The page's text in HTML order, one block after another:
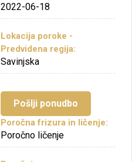
2022-06-18
Lokacija poroke -
Predvidena regija:
Savinjska
Pošlji ponudbo
Poročna frizura in ličenje:
Poročno ličenje